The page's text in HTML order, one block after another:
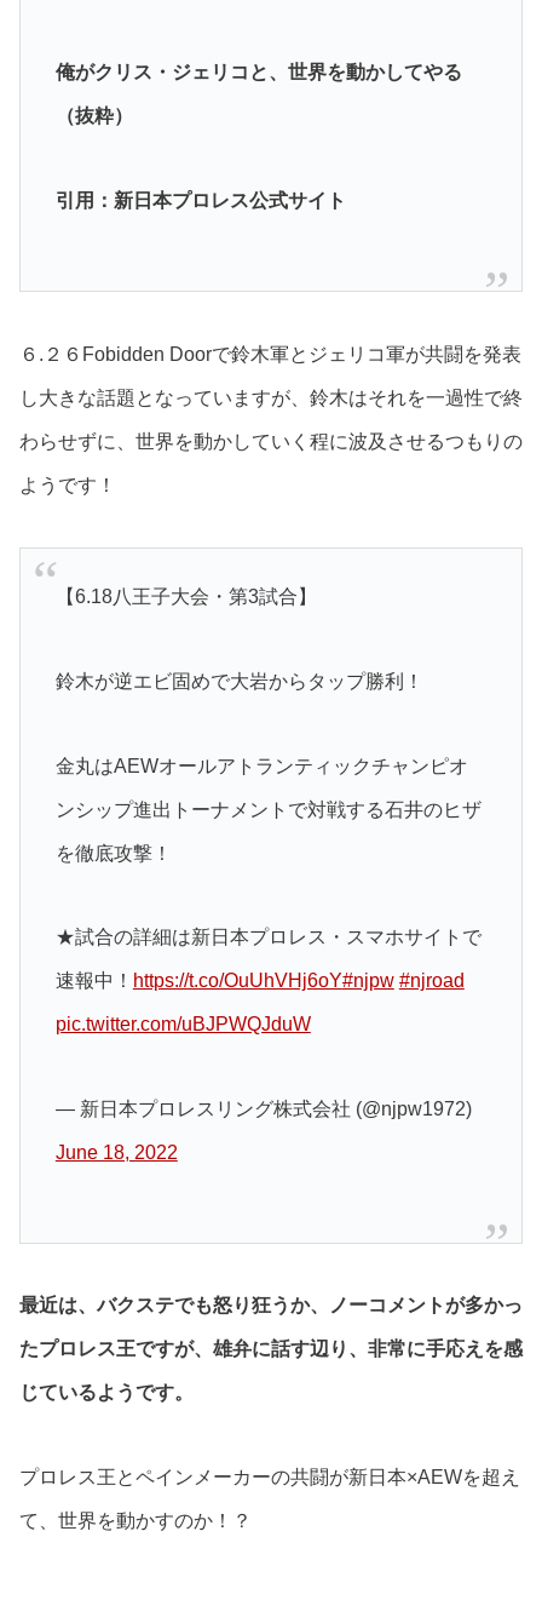
俺がクリス・ジェリコと、世界を動かしてやる
（抜粋）
引用：新日本プロレス公式サイト
６.２６Fobidden Doorで鈴木軍とジェリコ軍が共闘を発表
し大きな話題となっていますが、鈴木はそれを一過性で終
わらせずに、世界を動かしていく程に波及させるつもりの
ようです！
【6.18八王子大会・第3試合】
鈴木が逆エビ固めで大岩からタップ勝利！
金丸はAEWオールアトランティックチャンピオ
ンシップ進出トーナメントで対戦する石井のヒザ
を徹底攻撃！
★試合の詳細は新日本プロレス・スマホサイトで
速報中！ https://t.co/OuUhVHj6oY#njpw #njroad
pic.twitter.com/uBJPWQJduW
— 新日本プロレスリング株式会社 (@njpw1972)
June 18, 2022
最近は、バクステでも怒り狂うか、ノーコメントが多かっ
たプロレス王ですが、雄弁に話す辺り、非常に手応えを感
じているようです。
プロレス王とペインメーカーの共闘が新日本×AEWを超え
て、世界を動かすのか！？